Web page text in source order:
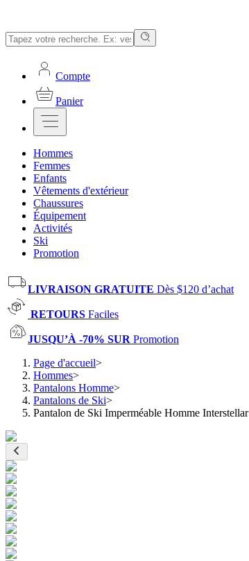
Compte
Panier
Hommes
Femmes
Enfants
Vêtements d'extérieur
Chaussures
Équipement
Activités
Ski
Promotion
LIVRAISON GRATUITE Dès $120 d’achat
RETOURS Faciles
JUSQU’À -70% SUR Promotion
Page d'accueil>
Hommes>
Pantalons Homme>
Pantalons de Ski>
Pantalon de Ski Imperméable Homme Interstellar